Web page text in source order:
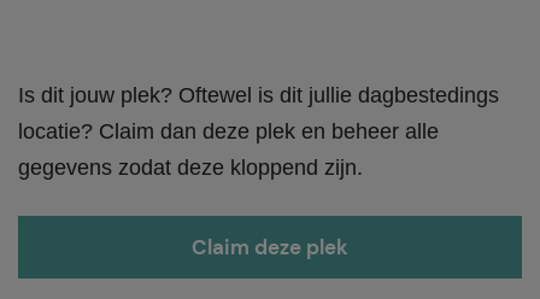
Is dit jouw plek? Oftewel is dit jullie dagbestedings
locatie? Claim dan deze plek en beheer alle
gegevens zodat deze kloppend zijn.
Claim deze plek